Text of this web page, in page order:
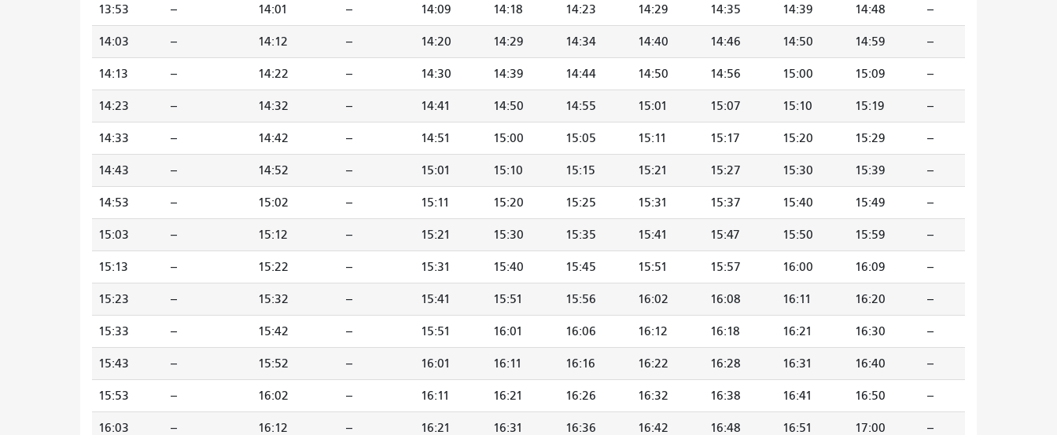
13:53 -- 14:01 -- 14:09 14:18 14:23 14:29 14:35 14:39 14:48 --
14:03 -- 14:12 -- 14:20 14:29 14:34 14:40 14:46 14:50 14:59 --
14:13 -- 14:22 -- 14:30 14:39 14:44 14:50 14:56 15:00 15:09 --
14:23 -- 14:32 -- 14:41 14:50 14:55 15:01 15:07 15:10 15:19 --
14:33 -- 14:42 -- 14:51 15:00 15:05 15:11 15:17 15:20 15:29 --
14:43 -- 14:52 -- 15:01 15:10 15:15 15:21 15:27 15:30 15:39 --
14:53 -- 15:02 -- 15:11 15:20 15:25 15:31 15:37 15:40 15:49 --
15:03 -- 15:12 -- 15:21 15:30 15:35 15:41 15:47 15:50 15:59 --
15:13 -- 15:22 -- 15:31 15:40 15:45 15:51 15:57 16:00 16:09 --
15:23 -- 15:32 -- 15:41 15:51 15:56 16:02 16:08 16:11 16:20 --
15:33 -- 15:42 -- 15:51 16:01 16:06 16:12 16:18 16:21 16:30 --
15:43 -- 15:52 -- 16:01 16:11 16:16 16:22 16:28 16:31 16:40 --
15:53 -- 16:02 -- 16:11 16:21 16:26 16:32 16:38 16:41 16:50 --
16:03 -- 16:12 -- 16:21 16:31 16:36 16:42 16:48 16:51 17:00 --